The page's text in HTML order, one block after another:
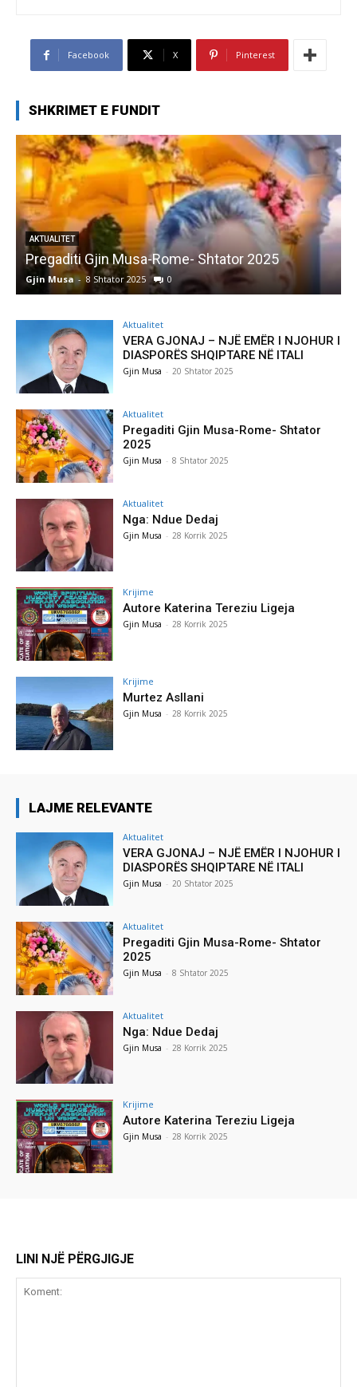
Facebook X Pinterest
SHKRIMET E FUNDIT
AKTUALITET
Pregaditi Gjin Musa-Rome- Shtator 2025
Gjin Musa - 8 Shtator 2025 0
Aktualitet
VERA GJONAJ – NJË EMËR I NJOHUR I
DIASPORËS SHQIPTARE NË ITALI
Gjin Musa - 20 Shtator 2025
Aktualitet
Pregaditi Gjin Musa-Rome- Shtator
2025
Gjin Musa - 8 Shtator 2025
Aktualitet
Nga: Ndue Dedaj
Gjin Musa - 28 Korrik 2025
Krijime
Autore Katerina Tereziu Ligeja
Gjin Musa - 28 Korrik 2025
Krijime
Murtez Asllani
Gjin Musa - 28 Korrik 2025
LAJME RELEVANTE
Aktualitet
VERA GJONAJ – NJË EMËR I NJOHUR I
DIASPORËS SHQIPTARE NË ITALI
Gjin Musa - 20 Shtator 2025
Aktualitet
Pregaditi Gjin Musa-Rome- Shtator
2025
Gjin Musa - 8 Shtator 2025
Aktualitet
Nga: Ndue Dedaj
Gjin Musa - 28 Korrik 2025
Krijime
Autore Katerina Tereziu Ligeja
Gjin Musa - 28 Korrik 2025
LINI NJË PËRGJIGJE